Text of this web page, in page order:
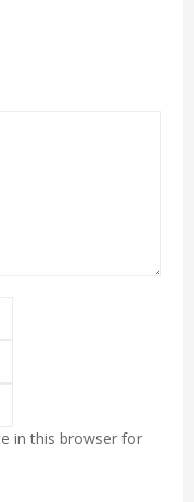
in this browser for